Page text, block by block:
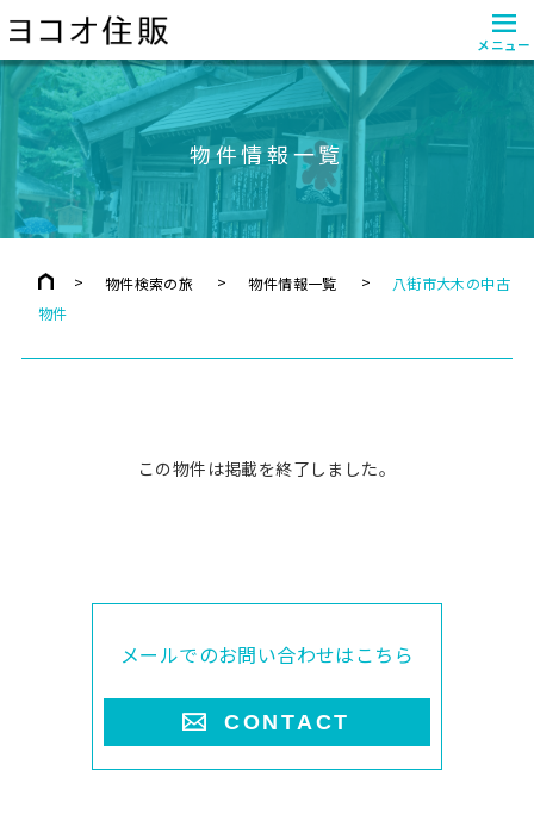
≡
メニュー
物件情報一覧
物件検索の旅 物件情報一覧
八街市大木の中古
物件
この物件は掲載を終了しました。
メールでのお問い合わせはこちら
CONTACT